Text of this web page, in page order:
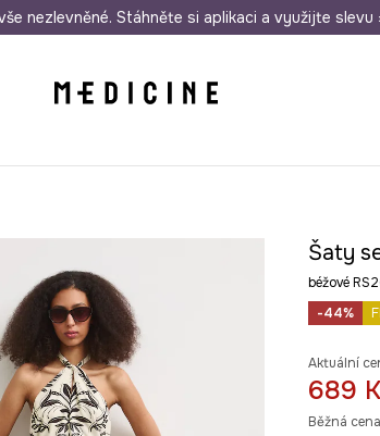
Kč Odeslání i do 24 hodin 30
nezlevněné. Stáhněte si aplikaci a využijte slevu
Šaty
béžové
-44%
Aktuální
689
Běžná